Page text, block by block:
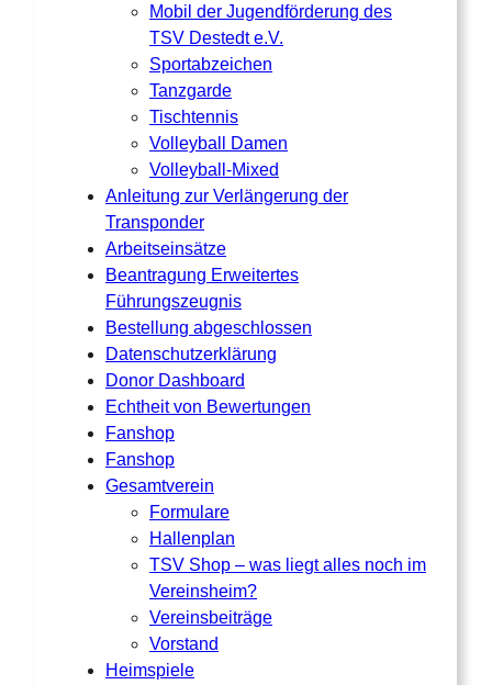
Mobil der Jugendförderung des
TSV Destedt e.V.
Sportabzeichen
Tanzgarde
Tischtennis
Volleyball Damen
Volleyball-Mixed
Anleitung zur Verlängerung der
Transponder
Arbeitseinsätze
Beantragung Erweitertes
Führungszeugnis
Bestellung abgeschlossen
Datenschutzerklärung
Donor Dashboard
Echtheit von Bewertungen
Fanshop
Fanshop
Gesamtverein
Formulare
Hallenplan
TSV Shop – was liegt alles noch im
Vereinsheim?
Vereinsbeiträge
Vorstand
Heimspiele